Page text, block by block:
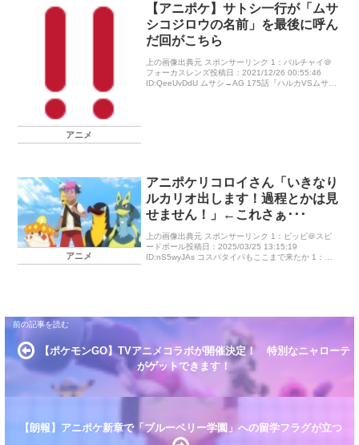
アニメ
【アニポケ】サトシ一行が「ムサ
シコジロウの名前」を最後に呼ん
だ回がこちら
上の画像出典元 スポンサーリンク 1：バルチャイ＠
フォーカスレンズ投稿日：2021/12/26 00:55:46
ID:QeeUvDdU ムサシ→AG 175話『ハルカVSムサ
アニメ
アニポケリコロイさん「いきなり
ルカリオ出します！過程とかは見
せません！」←これさぁ･･･
上の画像出典元 スポンサーリンク 1：ピッピ＠スピ
ードボール投稿日：2025/03/25 13:15:19
ID:nS5wyJAs コスパタイパもここまで来たか 1：ペ
【ポケモンGO】TVアニメコラボが開催決定！ 特別なニャローテ
がゲットできます！
【朗報】アニポケ新章で「ブルーベリー学園」への留学フラグが立つ